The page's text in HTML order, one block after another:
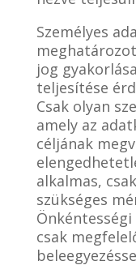
Személyes
jog
teljesítése
Csak olyan
amely az
céljának
alkalmas,
szükséges
csak